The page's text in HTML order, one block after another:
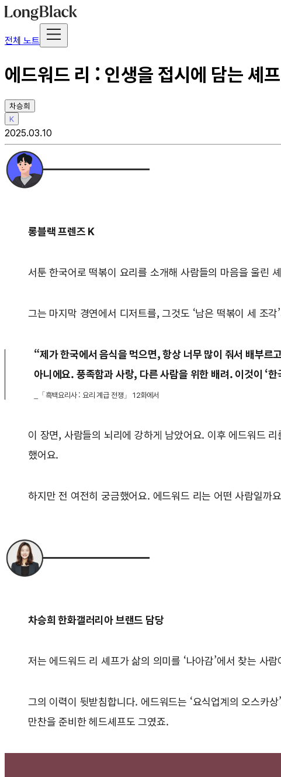
전체 노트
에드워드 리 : 인생을 접시에 담는 셰
차승희
K
2025.03.10
롱블랙 프렌즈 K
서툰 한국어로 떡볶이 요리를 소개해 사람들의 마음을 울린
그는 마지막 경연에서 디저트를, 그것도 ‘남은 떡볶이 세 조
“제가 한국에서 음식을 먹으면, 항상 너무 많이 줘서 배부르
아니에요. 풍족함과 사랑, 다른 사람을 위한 배려. 이것이 ‘
_「흑백요리사 : 요리 계급 전쟁」 12화에서
이 장면, 사람들의 뇌리에 강하게 남았어요. 이후 에드워드
했어요.
하지만 전 여전히 궁금했어요. 에드워드 리는 어떤 사람일까
차승희 한화갤러리아 브랜드 담당
저는 에드워드 리 셰프가 삶의 의미를 ‘나아감’에서 찾는 사
그의 이력이 뒷받침합니다. 에드워드는 ‘요식업계의 오스카
만찬을 준비한 헤드셰프도 그였죠.